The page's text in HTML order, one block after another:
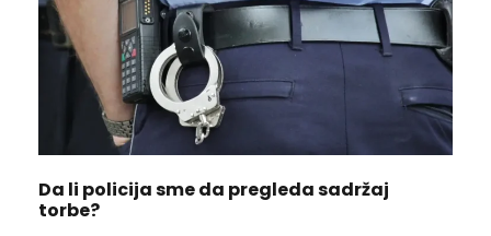
Da li policija sme da pregleda sadržaj
torbe?